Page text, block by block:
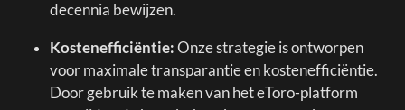
decennia bewijzen.
Kostenefficiëntie: Onze strategie is ontworpen
voor maximale transparantie en kostenefficiëntie.
Door gebruik te maken van het eToro-platform